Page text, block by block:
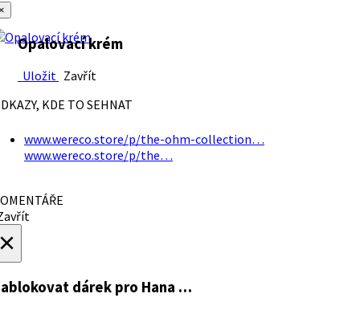
Opalovací krém
Uložit Zavřít
KDE TO SEHNAT
www.wereco.store/p/the-ohm-collection…
www.wereco.store/p/the…
dárek pro Hana …